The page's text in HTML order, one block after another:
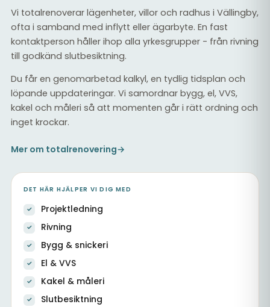
Vi totalrenoverar lägenheter, villor och radhus i Vällingby,
ofta i samband med inflytt eller ägarbyte. En fast
kontaktperson håller ihop alla yrkesgrupper - från rivning
till godkänd slutbesiktning.
Du får en genomarbetad kalkyl, en tydlig tidsplan och
löpande uppdateringar. Vi samordnar bygg, el, VVS,
kakel och måleri så att momenten går i rätt ordning och
inget krockar.
Mer om totalrenovering→
DET HÄR HJÄLPER VI DIG MED
Projektledning
Rivning
Bygg & snickeri
El & VVS
Kakel & måleri
Slutbesiktning